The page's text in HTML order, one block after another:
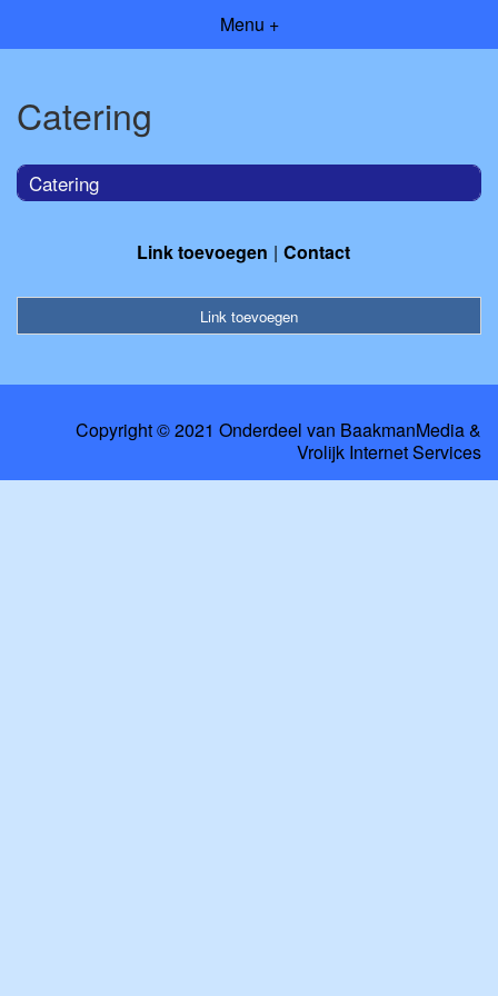
Menu +
Catering
Catering
Link toevoegen Contact
Link toevoegen
Copyright © 2021 Onderdeel van BaakmanMedia&
Vrolijk Internet Services